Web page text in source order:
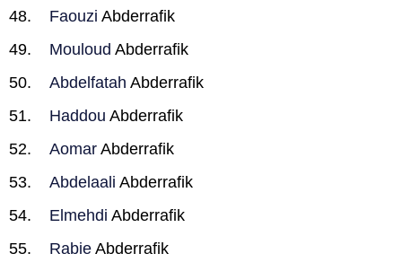
Faouzi Abderrafik
Mouloud Abderrafik
Abdelfatah Abderrafik
Haddou Abderrafik
Aomar Abderrafik
Abdelaali Abderrafik
Elmehdi Abderrafik
Rabie Abderrafik